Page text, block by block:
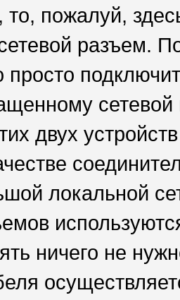
то, пожалуй,
разъем.
просто
двух
локальной
ничего не